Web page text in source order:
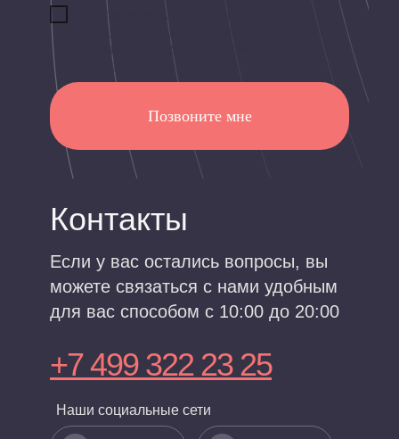
Контакты
Если у вас остались вопросы, вы
можете связаться с нами удобным
для вас способом с 10:00 до 20:00
+7 499 322 23 25
Оставляя заявку, Вы
обработку Ваших персональных данных
получение рекламно-информационных
материалов
Позвоните мне
Наши социальные сети